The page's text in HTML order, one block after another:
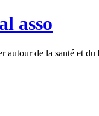
asso
autour de la santé et